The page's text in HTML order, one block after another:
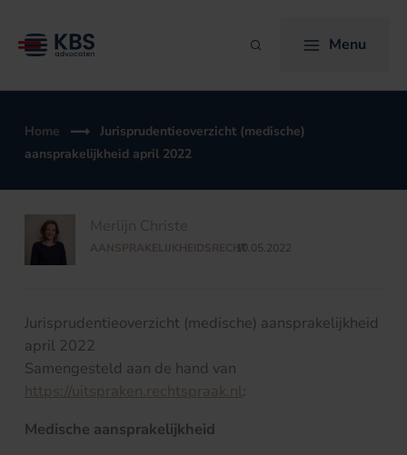
naar
Zoeken Menu
Home
Jurisprudentieoverzicht (medische)
aansprakelijkheid april 2022
Merlijn Christe
AANSPRAKELIJKHEIDSRECHT
/
10.05.2022
Jurisprudentieoverzicht (medische) aansprakelijkheid
april 2022
Samengesteld aan de hand van
https://uitspraken.rechtspraak.nl:
Medische aansprakelijkheid